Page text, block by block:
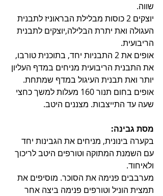
שווה.
יוצקים 2 כוסות מבלילת הבראוניז לתבנית
העגולה ואת יתרת הבלילה,יוצקים לתבנית
הריבועית.
אופים את 2 התבניות יחד, בתוכנית טורבו,
את התבנית הריבועית מניחים במדף העליון
יותר ואת תבנית העיגול במדף שמתחת.
אופים בחום תנור 160 מעלות למשך כחצי
שעה עד התייצבות. מצננים היטב.
מסת גבינה:
בקערה בינונית, מניחים את הגבינות יחד
עם השמנת המתוקה וטורפים היטב לריכוך
ולאיחוד.
מערבבים פנימה את הסוכר. מוסיפים את
תמצית הוניל וטורפים פנימה ביצה אחר